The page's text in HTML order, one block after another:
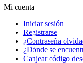
Mi cuenta
Iniciar sesión
Registrarse
¿Contraseña
¿Dónde se
Canjear código